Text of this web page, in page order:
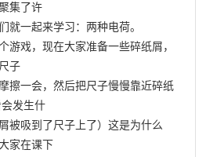
集了许
就一起来学习：两种电荷。
游戏，现在大家准备一些碎纸屑，
子
擦一会，然后把尺子慢慢靠近碎纸
发生什
被吸到了尺子上了）这是为什么
家在课下